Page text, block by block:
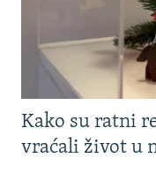
Kako su ratni
vraćali život u